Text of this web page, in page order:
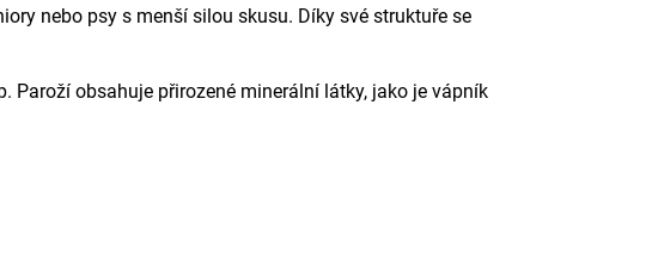
nebo psy s menší silou skusu. Díky své struktuře se
obsahuje přirozené minerální látky, jako je vápník